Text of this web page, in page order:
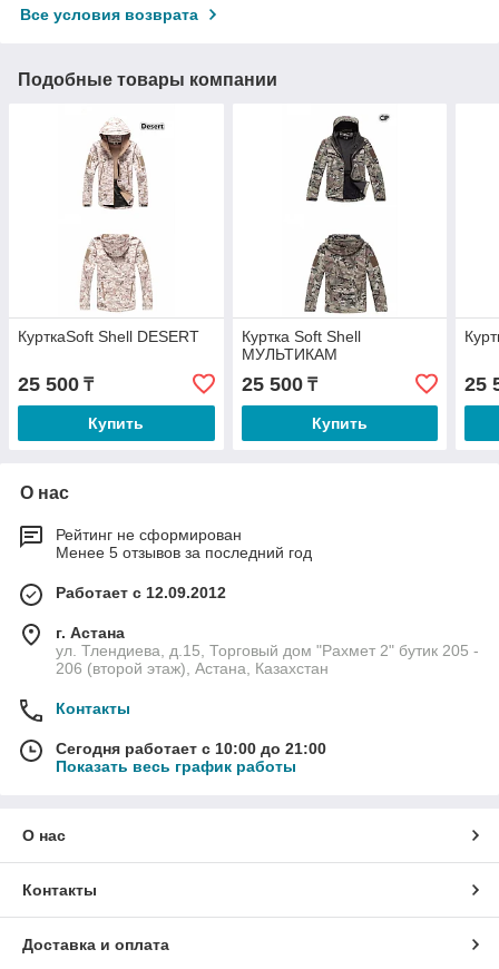
Все условия возврата
Подобные товары компании
КурткаSoft Shell DESERT
25 500 ₸
Купить
Куртка Soft Shell
МУЛЬТИКАМ
25 500₸
Купить
25
О нас
Рейтинг не сформирован
Менее 5 отзывов за последний год
Работает с 12.09.2012
г. Астана
ул. Тлендиева, д.15, Торговый дом "Рахмет 2" бутик 205 -
206 (второй этаж), Астана, Казахстан
Контакты
Сегодня работает с 10:00 до 21:00
Показать весь график работы
О нас
Контакты
Доставка и оплата